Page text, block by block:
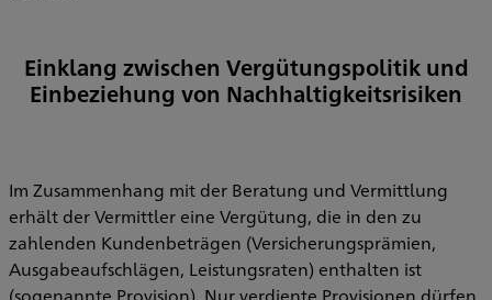
Einklang zwischen Vergütungspolitik und
Einbeziehung von Nachhaltigkeitsrisiken
Im Zusammenhang mit der Beratung und Vermittlung
erhält der Vermittler eine Vergütung, die in den zu
zahlenden Kundenbeträgen (Versicherungsprämien,
Ausgabeaufschlägen, Leistungsraten) enthalten ist
(sogenannte Provision). Nur verdiente Provisionen dürfen